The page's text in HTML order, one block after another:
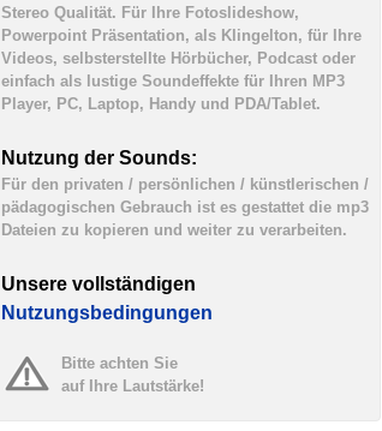
Stereo Qualität. Für Ihre Fotoslideshow,
Powerpoint Präsentation, als Klingelton, für Ihre
Videos, selbsterstellte Hörbücher, Podcast oder
einfach als lustige Soundeffekte für Ihren MP3
Player, PC, Laptop, Handy und PDA/Tablet.
Nutzung der Sounds:
Für den privaten / persönlichen / künstlerischen /
pädagogischen Gebrauch ist es gestattet die mp3
Dateien zu kopieren und weiter zu verarbeiten.
Unsere vollständigen
Nutzungsbedingungen
Bitte achten Sie
auf Ihre Lautstärke!